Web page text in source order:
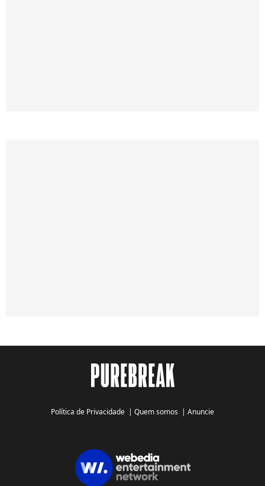
Política de Privacidade | Quem somos | Anuncie